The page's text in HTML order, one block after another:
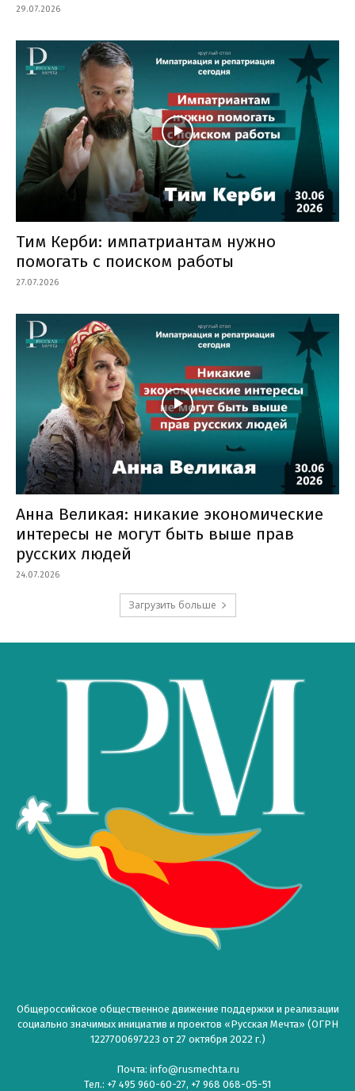
29.07.2026
Тим Керби: импатриантам нужно
помогать с поиском работы
27.07.2026
Анна Великая: никакие экономические
интересы не могут быть выше прав
русских людей
24.07.2026
Загрузить больше
Общероссийское общественное движение поддержки и реализации
социально значимых инициатив и проектов «Русская Мечта» (ОГРН
1227700697223 от 27 октября 2022 г.)
Почта: info@rusmechta.ru
Тел.: +7 495 960-60-27, +7 968 068-05-51